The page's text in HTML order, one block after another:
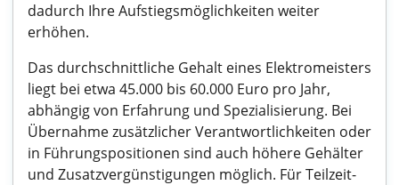
dadurch Ihre Aufstiegsmöglichkeiten weiter
erhöhen.
Das durchschnittliche Gehalt eines Elektromeisters
liegt bei etwa 45.000 bis 60.000 Euro pro Jahr,
abhängig von Erfahrung und Spezialisierung. Bei
Übernahme zusätzlicher Verantwortlichkeiten oder
in Führungspositionen sind auch höhere Gehälter
und Zusatzvergünstigungen möglich. Für Teilzeit-